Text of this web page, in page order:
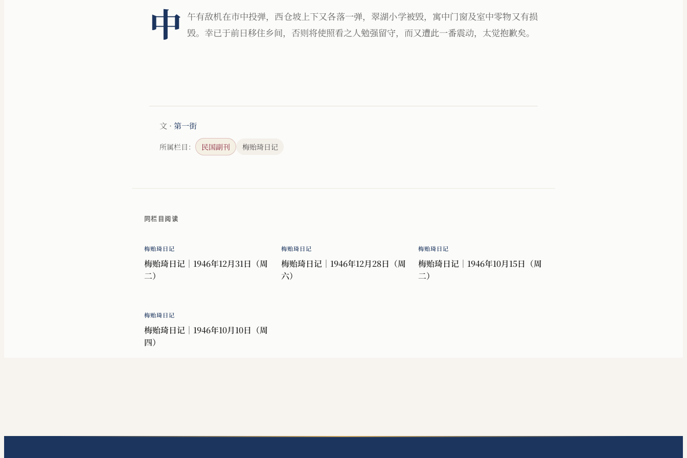
中 午有敌机在市中投弹，西仓坡上下又各落一弹，翠湖小学被毁，寓中门窗及室中零物又有损
毁。幸已于前日移住乡间，否则将使照看之人勉强留守，而又遭此一番震动，太觉抱歉矣。
文 · 第一街
所属栏目： 民国副刊 梅贻琦日记
同栏目阅读
梅贻琦日记
梅贻琦日记｜1946年12月31日（周
二）
梅贻琦日记
梅贻琦日记｜1946年12月28日（周
六）
梅贻琦日记
梅贻琦日记｜1946年10月15日（周
二）
梅贻琦日记
梅贻琦日记｜1946年10月10日（周
四）